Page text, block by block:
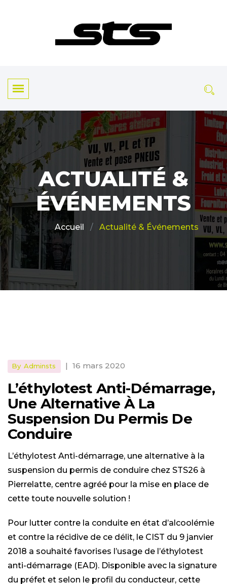
ACTUALITÉ &
ÉVÉNEMENTS
Actualité & Événements
By Adminsts | 16 mars 2020
L’éthylotest Anti-Démarrage,
Une Alternative À La
Suspension Du Permis De
Conduire
L’éthylotest Anti-démarrage, une alternative à la
suspension du permis de conduire chez STS26 à
Pierrelatte, centre agréé pour la mise en place de
cette toute nouvelle solution !
Pour lutter contre la conduite en état d’alcoolémie
et contre la récidive de ce délit, le CIST du 9 janvier
2018 a souhaité favorises l’usage de l’éthylotest
anti-démarrage (EAD). Disponible avec la signature
du préfet et selon le profil du conducteur, cette